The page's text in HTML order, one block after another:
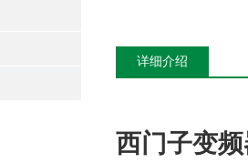
详细介绍
西门子变